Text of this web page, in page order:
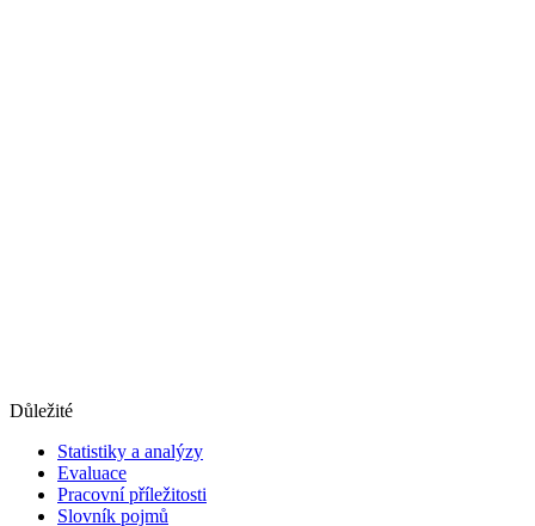
Důležité
Statistiky a analýzy
Evaluace
Pracovní příležitosti
Slovník pojmů